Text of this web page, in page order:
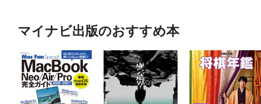
マイナビ出版のおすすめ本